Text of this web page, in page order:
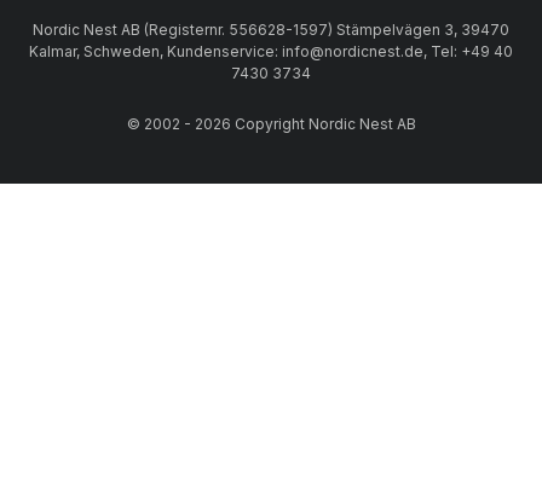
Nordic Nest AB (Registernr. 556628-1597) Stämpelvägen 3, 39470
Kalmar, Schweden, Kundenservice: info@nordicnest.de, Tel: +49 40
7430 3734
© 2002 - 2026 Copyright Nordic Nest AB